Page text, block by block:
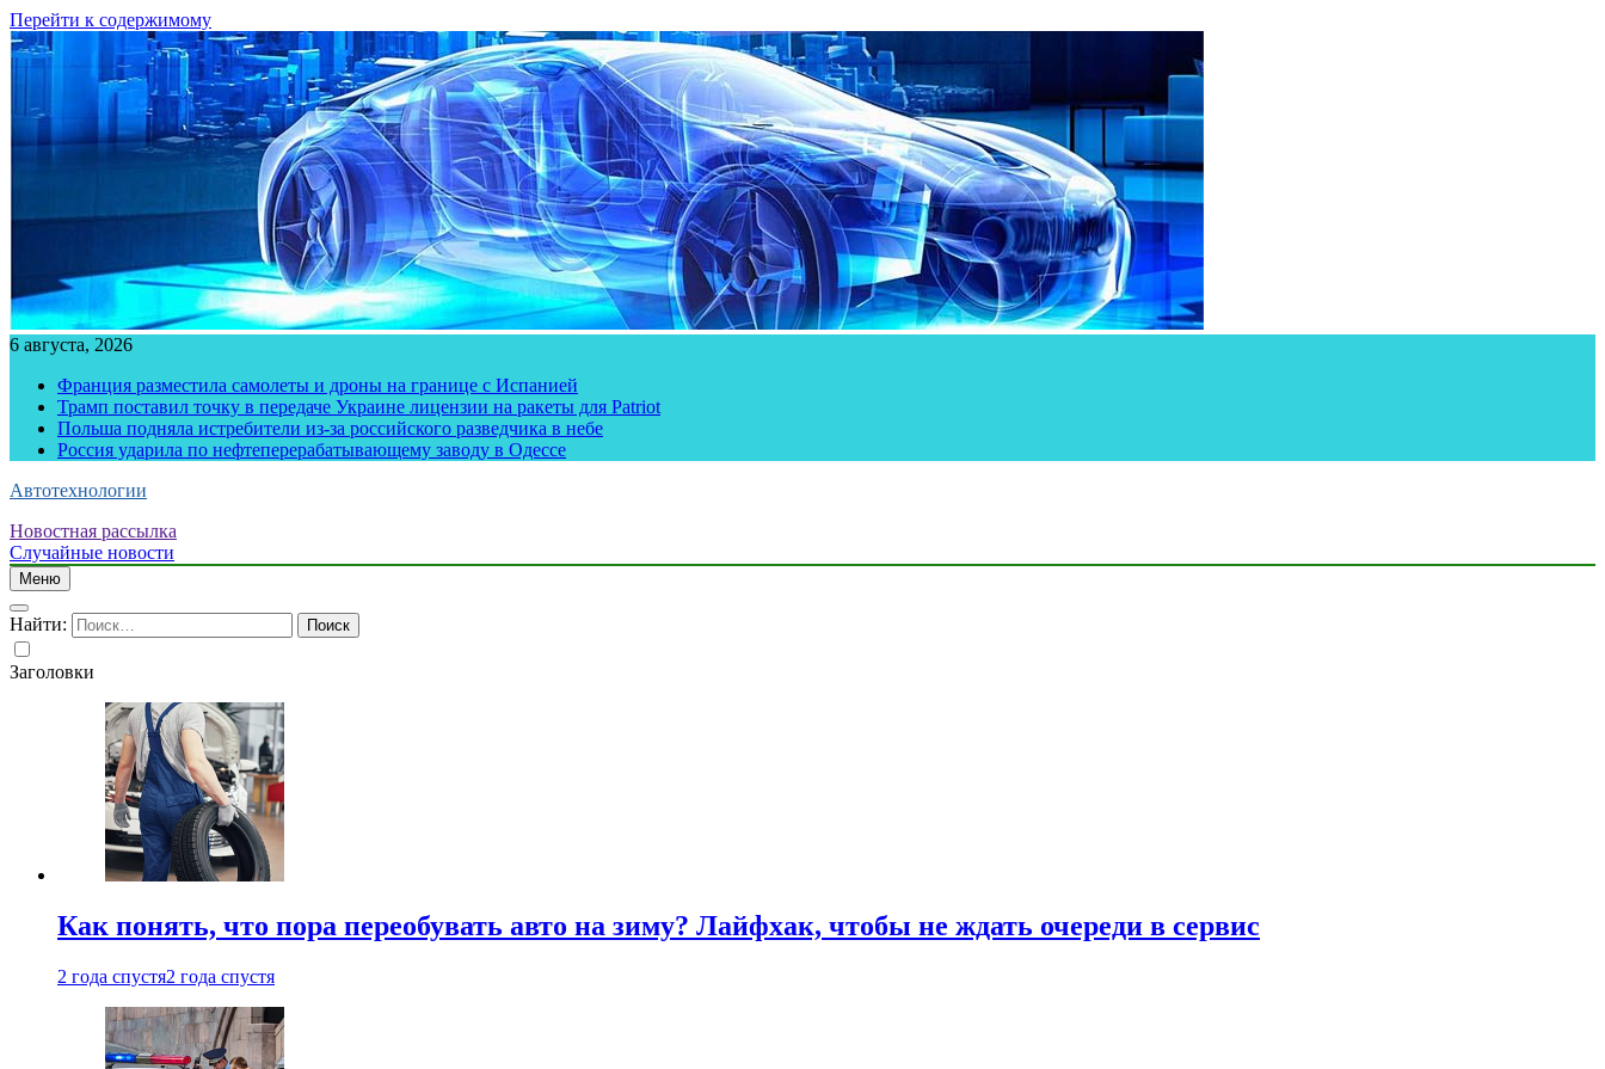
Перейти к содержимому
6 августа, 2026
Франция разместила самолеты и дроны на границе с Испанией
Трамп поставил точку в передаче Украине лицензии на ракеты для Patriot
Польша подняла истребители из-за российского разведчика в небе
Россия ударила по нефтеперерабатывающему заводу в Одессе
Автотехнологии
Новостная рассылка
Случайные новости
Меню
Найти:
Заголовки
Как понять, что пора переобувать авто на зиму? Лайфхак, чтобы не ждать очереди в сервис
2 года спустя2 года спустя